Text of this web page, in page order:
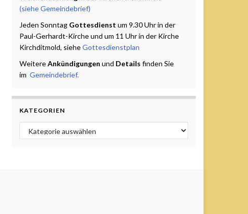
(siehe Gemeindebrief)
Jeden Sonntag Gottesdienst um 9.30 Uhr in der
Paul-Gerhardt-Kirche und um 11 Uhr in der Kirche
Kirchditmold, sieheGottesdienstplan
WeitereAnkündigungen und Details finden Sie
im Gemeindebrief.
KATEGORIEN
Kategorien